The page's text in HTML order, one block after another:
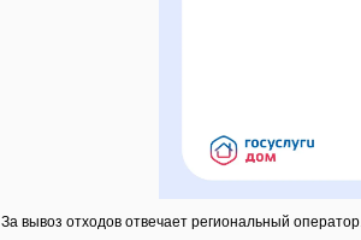
За вывоз отходов отвечает региональный